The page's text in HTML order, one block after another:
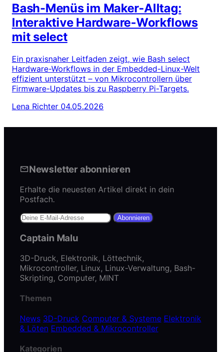
Bash-Menüs im Maker-Alltag:
Interaktive Hardware-Workflows
mit select
Ein praxisnaher Leitfaden zeigt, wie Bash select
Hardware-Workflows in der Embedded-Linux-Welt
effizient unterstützt – von Mikrocontrollern über
Firmware-Updates bis zu Raspberry Pi-Targets.
Lena Richter 04.05.2026
Newsletter abonnieren
Erhalte die neuesten Artikel direkt in dein
Postfach.
Abonnieren
Captain Malu
3D-Druck, Elektronik, Löttechnik,
Mikrocontroller, Linux, Linux-Verwaltung, Bash-
Skripting, Computer, MINT
Themen
News 3D-Druck Computer & Systeme Elektronik
& Löten Embedded & Mikrocontroller
Kategorien